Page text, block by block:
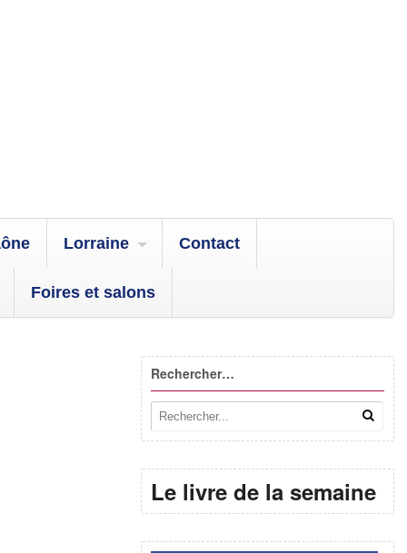
Lorraine Contact
Foires et salons
Rechercher…
Le livre de la semaine